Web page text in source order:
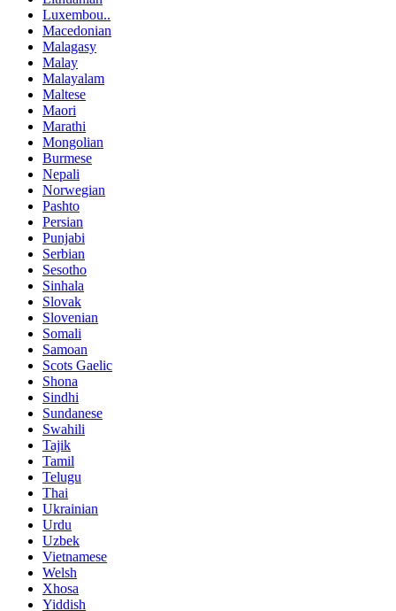
Luxembou..
Macedonian
Malagasy
Malay
Malayalam
Maltese
Maori
Marathi
Mongolian
Burmese
Nepali
Norwegian
Pashto
Persian
Punjabi
Serbian
Sesotho
Sinhala
Slovak
Slovenian
Somali
Samoan
Scots Gaelic
Shona
Sindhi
Sundanese
Swahili
Tajik
Tamil
Telugu
Thai
Ukrainian
Urdu
Uzbek
Vietnamese
Welsh
Xhosa
Yiddish